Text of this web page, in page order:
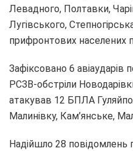
Левадного, Полтавки,
Лугівського,
прифронтових населених
Зафіксовано 6 авіаударів
РСЗВ-обстріли
атакував 12 БПЛА
Малинівку, Кам’янське,
Надійшло 28